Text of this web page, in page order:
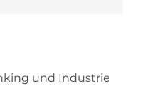
und Industrie